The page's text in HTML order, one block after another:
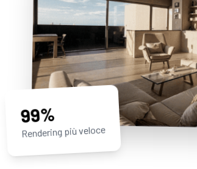
99%
Rendering più veloce